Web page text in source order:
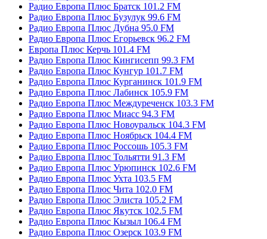
Радио Европа Плюс Братск 101.2 FM
Радио Европа Плюс Бузулук 99.6 FM
Радио Европа Плюс Дубна 95.0 FM
Радио Европа Плюс Егорьевск 96.2 FM
Европа Плюс Керчь 101.4 FM
Радио Европа Плюс Кингисепп 99.3 FM
Радио Европа Плюс Кунгур 101.7 FM
Радио Европа Плюс Курганинск 101.9 FM
Радио Европа Плюс Лабинск 105.9 FM
Радио Европа Плюс Междуреченск 103.3 FM
Радио Европа Плюс Миасс 94.3 FM
Радио Европа Плюс Новоуральск 104.3 FM
Радио Европа Плюс Ноябрьск 104.4 FM
Радио Европа Плюс Россошь 105.3 FM
Радио Европа Плюс Тольятти 91.3 FM
Радио Европа Плюс Урюпинск 102.6 FM
Радио Европа Плюс Ухта 103.5 FM
Радио Европа Плюс Чита 102.0 FM
Радио Европа Плюс Элиста 105.2 FM
Радио Европа Плюс Якутск 102.5 FM
Радио Европа Плюс Кызыл 106.4 FM
Радио Европа Плюс Озерск 103.9 FM